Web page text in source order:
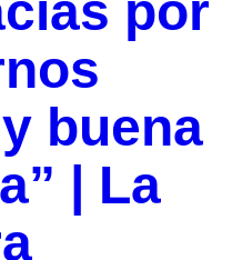
por
buena
| La